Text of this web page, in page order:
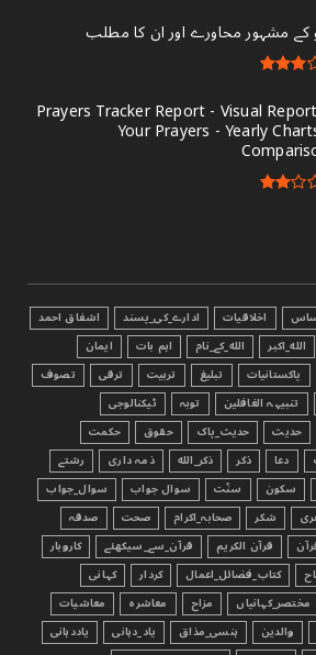
کے مشہور محاورے اور ان کا مطلب
Prayers Tracker Report - Visual
Your Prayers - Yearly
اخلاقیات ادارے_کی_پسند
اشفاق احمد
الله_اکبر الله_کے_نام اہم بات
ایمان
پاکستانیات تبليغ تربیت ترقی
تصوف
تنبیہہ الغافلین توبہ
ٹیکنالوجی
حدیث حدیث_پاک حقوق
حکمت
دعا ذکر ذکر_الله ذمہ داری
رشتے
سکون سنّت سوال جواب
سوال_جواب
شکر صحابہ_اکرام صحت
صدقہ
قرآن الکریم قرآن_سے_سیکھئے
کاروبار
کتاب_فضائل_اعمال کردار
کہانی
مختصر_کہانیاں مزاح معاشرہ
معاشیات
والدین ہنسی_مذاق یاد_دہانی
یاددہانی